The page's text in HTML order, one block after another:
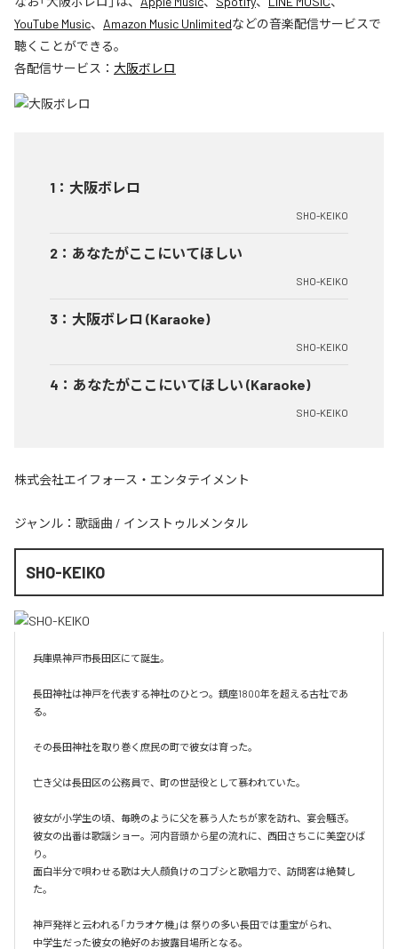
YouTube Music、 Amazon Music Unlimitedなどの音楽配信サービスで
聴くことができる。
各配信サービス： 大阪ボレロ
1 ： 大阪ボレロ
SHO-KEIKO
2 ： あなたがここにいてほしい
SHO-KEIKO
3 ： 大阪ボレロ (Karaoke)
SHO-KEIKO
4 ： あなたがここにいてほしい (Karaoke)
SHO-KEIKO
株式会社エイフォース・エンタテイメント
ジャンル： 歌謡曲 / インストゥルメンタル
SHO-KEIKO
兵庫県神戸市長田区にて誕生。
長田神社は神戸を代表する神社のひとつ。鎮座1800年を超える古社であ
る。
その長田神社を取り巻く庶民の町で彼女は育った。
亡き父は長田区の公務員で、町の世話役として慕われていた。
彼女が小学生の頃、毎晩のように父を慕う人たちが家を訪れ、宴会騒ぎ。
彼女の出番は歌謡ショー。河内音頭から星の流れに、西田さちこに美空ひば
り。
面白半分で唄わせる歌は大人顔負けのコブシと歌唱力で、訪問客は絶賛し
た。
神戸発祥と云われる「カラオケ機｣は 祭りの多い長田では重宝がられ、
中学生だった彼女の絶好のお披露目場所となる。